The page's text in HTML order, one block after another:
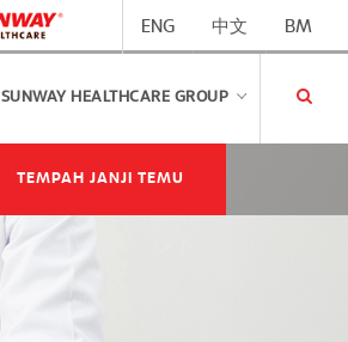
ENG 中文 BM
SUNWAY HEALTHCARE GROUP
TEMPAH JANJI TEMU